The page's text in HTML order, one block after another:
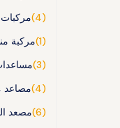
مركبات
(4)
مركبة
(1)
(3)
مصاعد
(4)
مصعد
(6)